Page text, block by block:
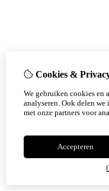
Cookies &
We gebruiken cookies en
analyseren. Ook delen
met onze partners voor
Accepteren